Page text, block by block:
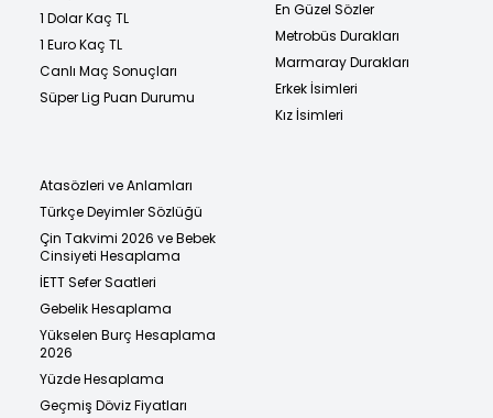
1 Dolar Kaç TL
1 Euro Kaç TL
Canlı Maç Sonuçları
Süper Lig Puan Durumu
En Güzel Sözler
Metrobüs Durakları
Marmaray Durakları
Erkek İsimleri
Kız İsimleri
Atasözleri ve Anlamları
Türkçe Deyimler Sözlüğü
Çin Takvimi 2026 ve Bebek
Cinsiyeti Hesaplama
İETT Sefer Saatleri
Gebelik Hesaplama
Yükselen Burç Hesaplama
2026
Yüzde Hesaplama
Geçmiş Döviz Fiyatları